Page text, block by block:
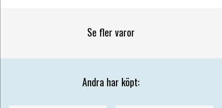
Se fler varor
Andra har köpt: